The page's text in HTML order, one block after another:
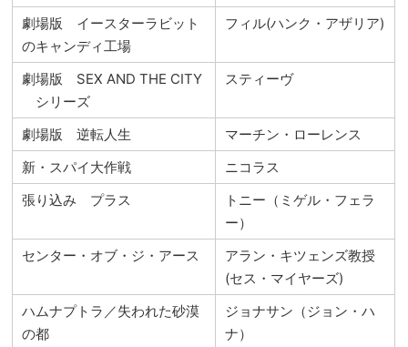
劇場版 イースターラビット
のキャンディ工場
フィル(ハンク・アザリア)
劇場版 SEX AND THE CITY
シリーズ
スティーヴ
劇場版 逆転人生
マーチン・ローレンス
新・スパイ大作戦
ニコラス
張り込み プラス
トニー（ミゲル・フェラ
ー）
センター・オブ・ジ・アース
アラン・キツェンズ教授
(セス・マイヤーズ)
ハムナプトラ／失われた砂漠
の都
ジョナサン（ジョン・ハ
ナ）